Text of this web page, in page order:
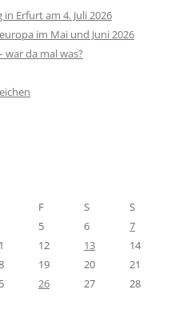
Erfurt am 4. Juli 2026
im Mai und Juni 2026
da mal was?
F S
S
5 6
7
12 13
14
19 20
21
26 27
28